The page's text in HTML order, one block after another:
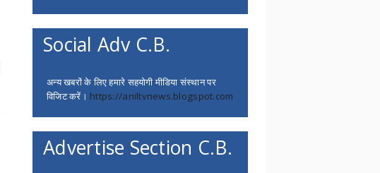
Social Adv C.B.
अन्य खबरों के लिए हमारे सहयोगी मीडिया संस्थान पर
विजिट करें। https://aniltvnews.blogspot.com
Advertise Section C.B.